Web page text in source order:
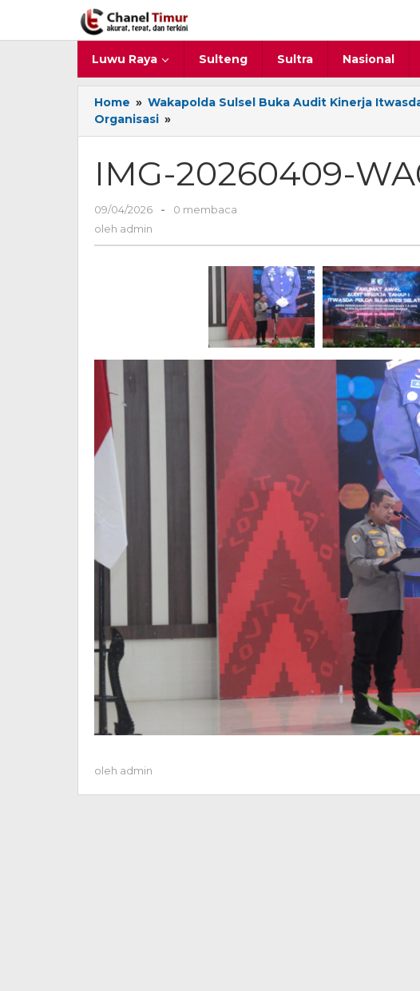
konten
Luwu Raya Sulteng Sultra Nasional
Home » Wakapolda Sulsel Buka Audit Kinerja
Organisasi »
20260409-
IMG-20260409-
09/04/2026
oleh
-
0 membaca
oleh admin
oleh admin